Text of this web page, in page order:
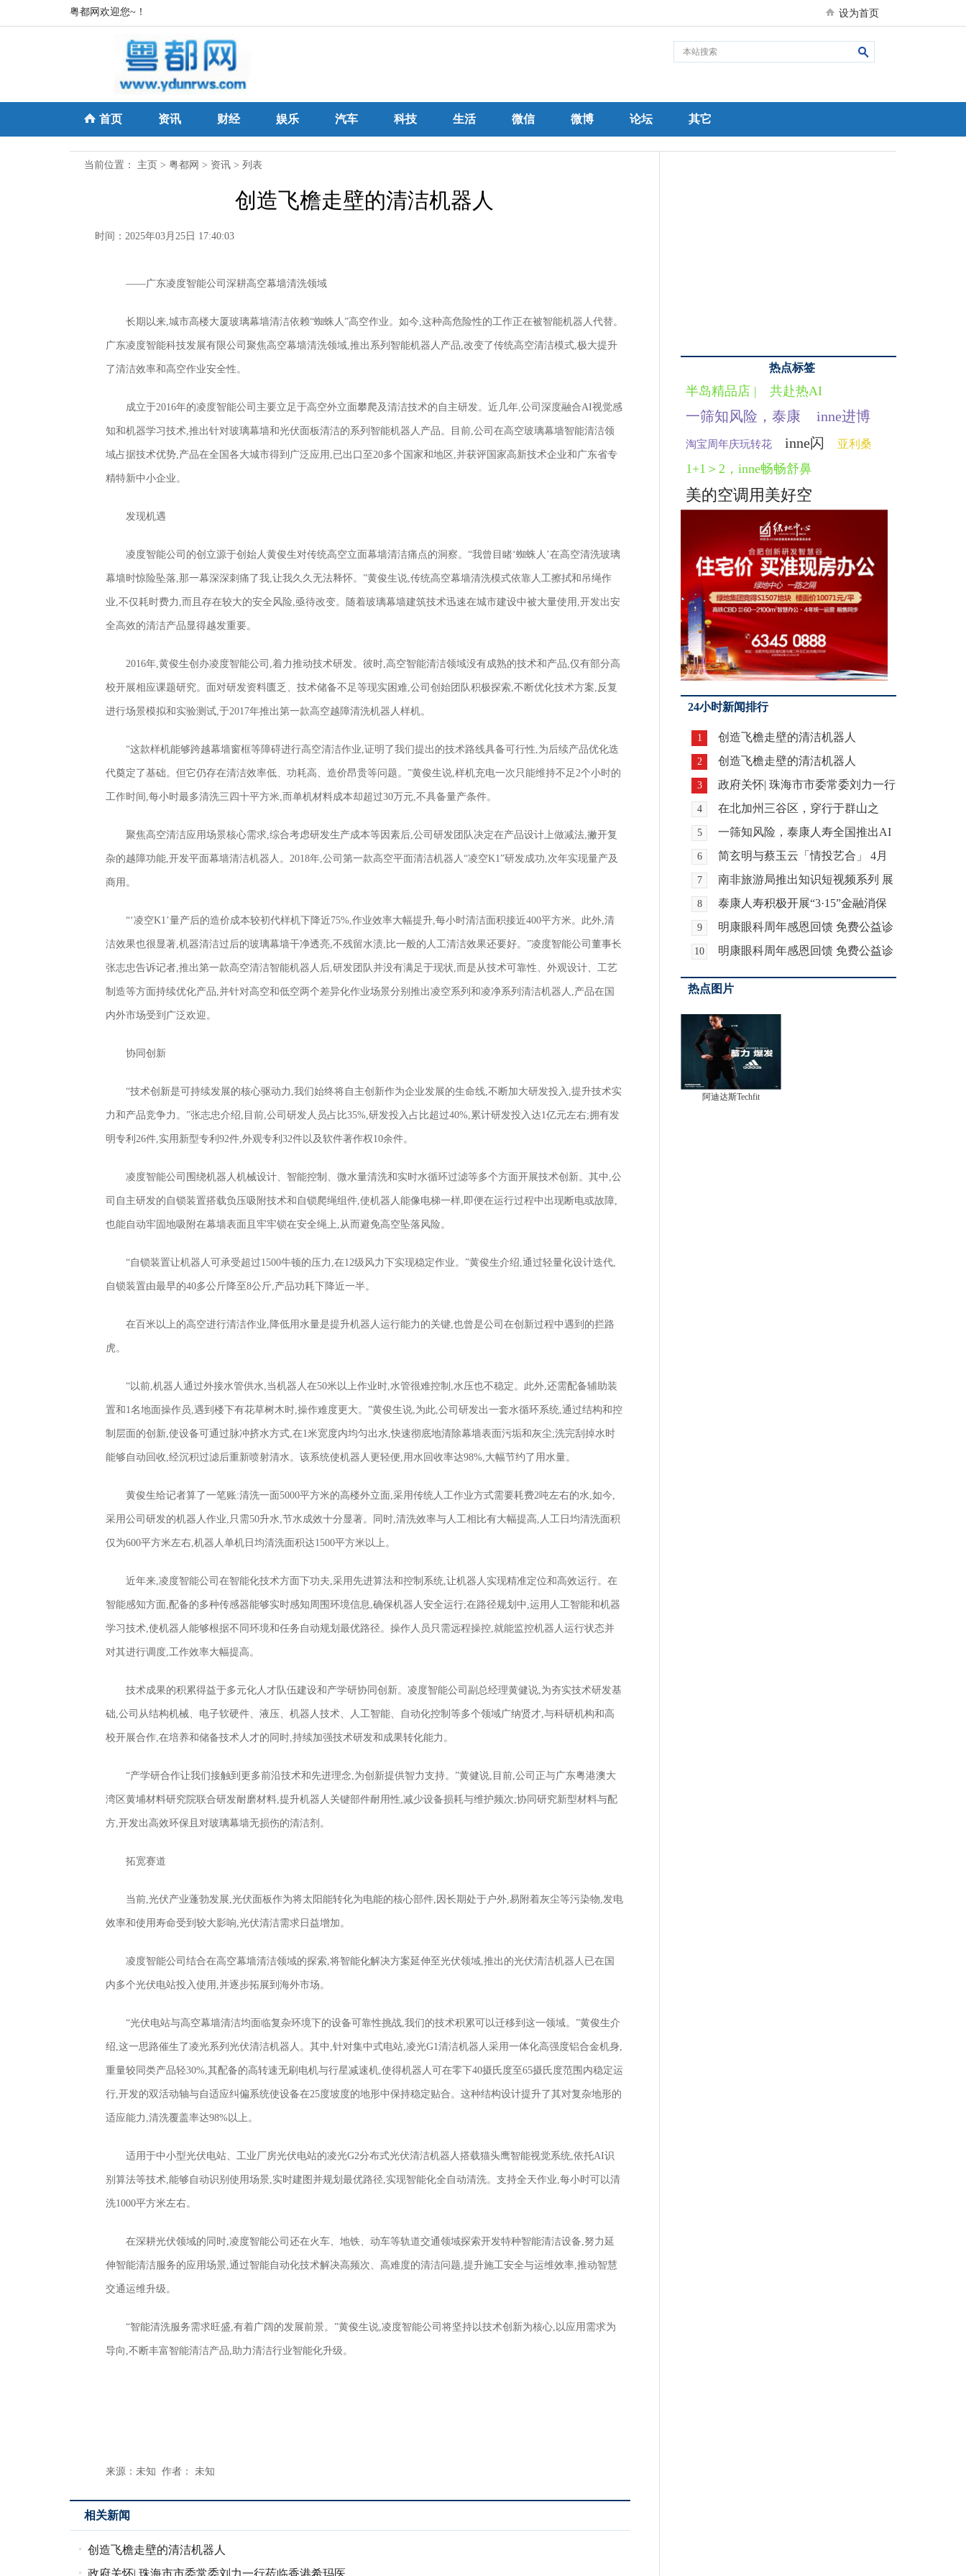
粤都网欢迎您~！ 设为首页
首页 资讯 财经 娱乐 汽车 科技 生活 微信 微博 论坛 其它
当前位置： 主页 > 粤都网 > 资讯 > 列表
创造飞檐走壁的清洁机器人
时间：2025年03月25日 17:40:03
——广东凌度智能公司深耕高空幕墙清洗领域
长期以来,城市高楼大厦玻璃幕墙清洁依赖“蜘蛛人”高空作业。如今,这种高危险性的工作正在被智能机器人代替。
广东凌度智能科技发展有限公司聚焦高空幕墙清洗领域,推出系列智能机器人产品,改变了传统高空清洁模式,极大提升
了清洁效率和高空作业安全性。
成立于2016年的凌度智能公司主要立足于高空外立面攀爬及清洁技术的自主研发。近几年,公司深度融合AI视觉感
知和机器学习技术,推出针对玻璃幕墙和光伏面板清洁的系列智能机器人产品。目前,公司在高空玻璃幕墙智能清洁领
域占据技术优势,产品在全国各大城市得到广泛应用,已出口至20多个国家和地区,并获评国家高新技术企业和广东省专
精特新中小企业。
发现机遇
凌度智能公司的创立源于创始人黄俊生对传统高空立面幕墙清洁痛点的洞察。“我曾目睹‘蜘蛛人’在高空清洗玻璃
幕墙时惊险坠落,那一幕深深刺痛了我,让我久久无法释怀。”黄俊生说,传统高空幕墙清洗模式依靠人工擦拭和吊绳作
业,不仅耗时费力,而且存在较大的安全风险,亟待改变。随着玻璃幕墙建筑技术迅速在城市建设中被大量使用,开发出安
全高效的清洁产品显得越发重要。
2016年,黄俊生创办凌度智能公司,着力推动技术研发。彼时,高空智能清洁领域没有成熟的技术和产品,仅有部分高
校开展相应课题研究。面对研发资料匮乏、技术储备不足等现实困难,公司创始团队积极探索,不断优化技术方案,反复
进行场景模拟和实验测试,于2017年推出第一款高空越障清洗机器人样机。
“这款样机能够跨越幕墙窗框等障碍进行高空清洁作业,证明了我们提出的技术路线具备可行性,为后续产品优化迭
代奠定了基础。但它仍存在清洁效率低、功耗高、造价昂贵等问题。”黄俊生说,样机充电一次只能维持不足2个小时的
工作时间,每小时最多清洗三四十平方米,而单机材料成本却超过30万元,不具备量产条件。
聚焦高空清洁应用场景核心需求,综合考虑研发生产成本等因素后,公司研发团队决定在产品设计上做减法,撇开复
杂的越障功能,开发平面幕墙清洁机器人。2018年,公司第一款高空平面清洁机器人“凌空K1”研发成功,次年实现量产及
商用。
“‘凌空K1’量产后的造价成本较初代样机下降近75%,作业效率大幅提升,每小时清洁面积接近400平方米。此外,清
洁效果也很显著,机器清洁过后的玻璃幕墙干净透亮,不残留水渍,比一般的人工清洁效果还要好。”凌度智能公司董事长
张志忠告诉记者,推出第一款高空清洁智能机器人后,研发团队并没有满足于现状,而是从技术可靠性、外观设计、工艺
制造等方面持续优化产品,并针对高空和低空两个差异化作业场景分别推出凌空系列和凌净系列清洁机器人,产品在国
内外市场受到广泛欢迎。
协同创新
“技术创新是可持续发展的核心驱动力,我们始终将自主创新作为企业发展的生命线,不断加大研发投入,提升技术实
力和产品竞争力。”张志忠介绍,目前,公司研发人员占比35%,研发投入占比超过40%,累计研发投入达1亿元左右;拥有发
明专利26件,实用新型专利92件,外观专利32件以及软件著作权10余件。
凌度智能公司围绕机器人机械设计、智能控制、微水量清洗和实时水循环过滤等多个方面开展技术创新。其中,公
司自主研发的自锁装置搭载负压吸附技术和自锁爬绳组件,使机器人能像电梯一样,即便在运行过程中出现断电或故障,
也能自动牢固地吸附在幕墙表面且牢牢锁在安全绳上,从而避免高空坠落风险。
“自锁装置让机器人可承受超过1500牛顿的压力,在12级风力下实现稳定作业。”黄俊生介绍,通过轻量化设计迭代,
自锁装置由最早的40多公斤降至8公斤,产品功耗下降近一半。
在百米以上的高空进行清洁作业,降低用水量是提升机器人运行能力的关键,也曾是公司在创新过程中遇到的拦路
虎。
“以前,机器人通过外接水管供水,当机器人在50米以上作业时,水管很难控制,水压也不稳定。此外,还需配备辅助装
置和1名地面操作员,遇到楼下有花草树木时,操作难度更大。”黄俊生说,为此,公司研发出一套水循环系统,通过结构和控
制层面的创新,使设备可通过脉冲挤水方式,在1米宽度内均匀出水,快速彻底地清除幕墙表面污垢和灰尘;洗完刮掉水时
能够自动回收,经沉积过滤后重新喷射清水。该系统使机器人更轻便,用水回收率达98%,大幅节约了用水量。
黄俊生给记者算了一笔账:清洗一面5000平方米的高楼外立面,采用传统人工作业方式需要耗费2吨左右的水,如今,
采用公司研发的机器人作业,只需50升水,节水成效十分显著。同时,清洗效率与人工相比有大幅提高,人工日均清洗面积
仅为600平方米左右,机器人单机日均清洗面积达1500平方米以上。
近年来,凌度智能公司在智能化技术方面下功夫,采用先进算法和控制系统,让机器人实现精准定位和高效运行。在
智能感知方面,配备的多种传感器能够实时感知周围环境信息,确保机器人安全运行;在路径规划中,运用人工智能和机器
学习技术,使机器人能够根据不同环境和任务自动规划最优路径。操作人员只需远程操控,就能监控机器人运行状态并
对其进行调度,工作效率大幅提高。
技术成果的积累得益于多元化人才队伍建设和产学研协同创新。凌度智能公司副总经理黄健说,为夯实技术研发基
础,公司从结构机械、电子软硬件、液压、机器人技术、人工智能、自动化控制等多个领域广纳贤才,与科研机构和高
校开展合作,在培养和储备技术人才的同时,持续加强技术研发和成果转化能力。
“产学研合作让我们接触到更多前沿技术和先进理念,为创新提供智力支持。”黄健说,目前,公司正与广东粤港澳大
湾区黄埔材料研究院联合研发耐磨材料,提升机器人关键部件耐用性,减少设备损耗与维护频次;协同研究新型材料与配
方,开发出高效环保且对玻璃幕墙无损伤的清洁剂。
拓宽赛道
当前,光伏产业蓬勃发展,光伏面板作为将太阳能转化为电能的核心部件,因长期处于户外,易附着灰尘等污染物,发电
效率和使用寿命受到较大影响,光伏清洁需求日益增加。
凌度智能公司结合在高空幕墙清洁领域的探索,将智能化解决方案延伸至光伏领域,推出的光伏清洁机器人已在国
内多个光伏电站投入使用,并逐步拓展到海外市场。
“光伏电站与高空幕墙清洁均面临复杂环境下的设备可靠性挑战,我们的技术积累可以迁移到这一领域。”黄俊生介
绍,这一思路催生了凌光系列光伏清洁机器人。其中,针对集中式电站,凌光G1清洁机器人采用一体化高强度铝合金机身,
重量较同类产品轻30%,其配备的高转速无刷电机与行星减速机,使得机器人可在零下40摄氏度至65摄氏度范围内稳定运
行,开发的双活动轴与自适应纠偏系统使设备在25度坡度的地形中保持稳定贴合。这种结构设计提升了其对复杂地形的
适应能力,清洗覆盖率达98%以上。
适用于中小型光伏电站、工业厂房光伏电站的凌光G2分布式光伏清洁机器人搭载猫头鹰智能视觉系统,依托AI识
别算法等技术,能够自动识别使用场景,实时建图并规划最优路径,实现智能化全自动清洗。支持全天作业,每小时可以清
洗1000平方米左右。
在深耕光伏领域的同时,凌度智能公司还在火车、地铁、动车等轨道交通领域探索开发特种智能清洁设备,努力延
伸智能清洁服务的应用场景,通过智能自动化技术解决高频次、高难度的清洁问题,提升施工安全与运维效率,推动智慧
交通运维升级。
“智能清洗服务需求旺盛,有着广阔的发展前景。”黄俊生说,凌度智能公司将坚持以技术创新为核心,以应用需求为
导向,不断丰富智能清洁产品,助力清洁行业智能化升级。
来源：未知 作者： 未知
相关新闻
创造飞檐走壁的清洁机器人
政府关怀| 珠海市市委常委刘力一行莅临香港希玛医
热点标签
半岛精品店 | 共赴热AI
一筛知风险，泰康 inne进博
淘宝周年庆玩转花 inne闪 亚利桑
1+1＞2，inne畅畅舒鼻
美的空调用美好空
24小时新闻排行
1 创造飞檐走壁的清洁机器人
2 创造飞檐走壁的清洁机器人
3
政府关怀| 珠海市市委常委刘力一行
莅临香港希玛医
4
在北加州三谷区，穿行于群山之
间，欣赏风景地标，
5
一筛知风险，泰康人寿全国推出AI
健康检测
6
简玄明与蔡玉云「情投艺合」 4月
巴黎绽放京扇水墨
7
南非旅游局推出知识短视频系列 展
示南非的自然与
8
泰康人寿积极开展“3·15”金融消保
教育宣传活动
9
明康眼科周年感恩回馈 免费公益诊
疗惠及全城
10
明康眼科周年感恩回馈 免费公益诊
疗惠及全城
热点图片
阿迪达斯Techfit